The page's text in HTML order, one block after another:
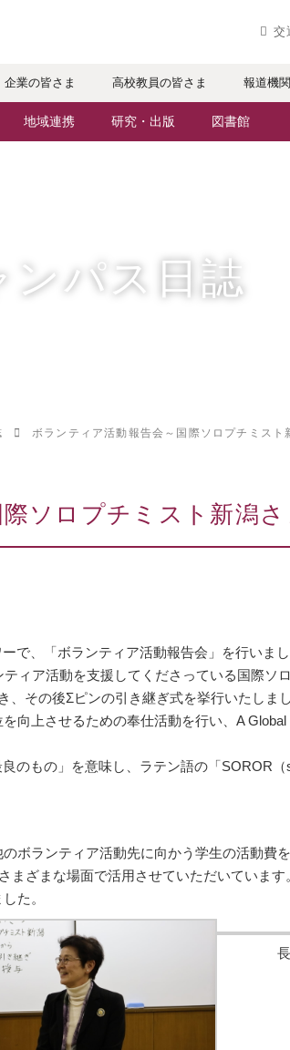
交
企業の皆さま 高校教員の皆さま 報道機
地域連携
社会人・シニア入学
研究・出版
研究論文
図書館
ンパス日誌
ボランティア活動報告会～国際ソロプチミスト
ソロプチミスト新潟
で、「ボランティア活動報告会」を行いま
ィア活動を支援してくださっている国際ソ
、その後Σピンの引き継ぎ式を挙行いたしま
向上させるための奉仕活動を行い、A
のもの」を意味し、ラテン語の「SOROR
ボランティア活動先に向かう学生の活動費
まざまな場面で活用させていただいていま
た。